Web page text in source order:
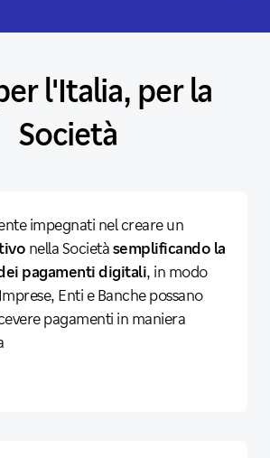
l'Italia, per la
Società
impegnati nel creare un
nella Societàsemplificando la
pagamenti digitali, in modo
Enti e Banche possano
pagamenti in maniera